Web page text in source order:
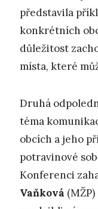
představila
konkrétních
důležitost
místa, které
Druhá
téma
obcích a jeho
potravinové
Konferenci
Vaňková (MŽP)